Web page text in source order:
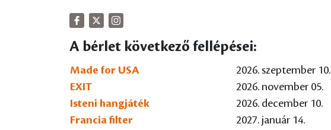
A bérlet következő fellépései:
Made for USA 2026. szeptember 10.
EXIT
2026. november 05.
Isteni hangjáték
2026. december 10.
Francia filter
2027. január 14.